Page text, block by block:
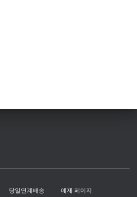
당일연계배송 예제 페이지